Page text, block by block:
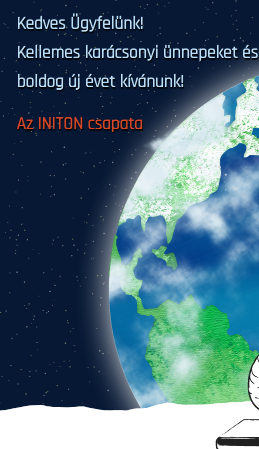
Kedves Ügyfelünk!
Kellemes karácsonyi ünnepeket és
boldog új évet kívánunk!
Az INITON csapata